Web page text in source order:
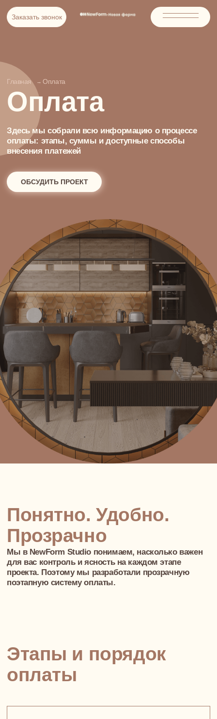
Заказать звонок
Заказать звонок
ОБСУДИТЬ ПРОЕКТ
Здесь мы собрали всю информацию о процессе
оплаты: этапы, суммы и доступные способы
внесения платежей
Оплата
Понятно. Удобно.
Прозрачно
Мы в NewForm Studio понимаем, насколько важен
для вас контроль и ясность на каждом этапе
проекта. Поэтому мы разработали прозрачную
поэтапную систему оплаты.
Этап 1
Концепция и планировочные
решения
15% —
при старте работы над концепцией
и планировками
15% —
планировочного решения
Уверенность в
квадратного метра
Концепция дизайна
Этапы и порядок